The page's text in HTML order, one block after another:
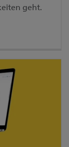
geht.